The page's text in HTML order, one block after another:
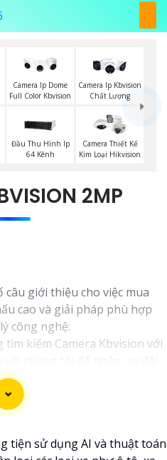
Camera Ip Dome
Full Color Kbvision
Camera Ip Kbvision
Chất Lượng
Đầu Thu Hình Ip
64 Kênh
Camera Thiết Kế
Kim Loại Hikvision
2MP
giới thiệu cho việc mua
cao và giải pháp phù hợp
công nghệ:
tìm kiếm Camera Kbvision với
pháp chính xác nhất cho nhu
Kbvision với giá ưu đãi và giải
có kinh nghiệm!"
tiện sử dụng AI và thuật toán